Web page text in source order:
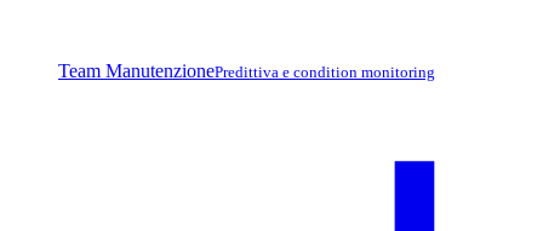
Team ManutenzionePredittiva e condition monitoring